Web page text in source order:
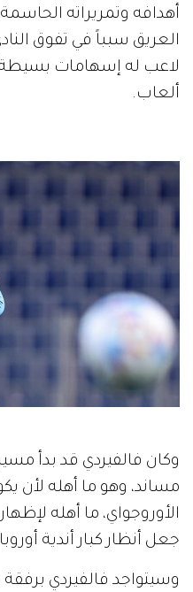
أهدافه وتمريراته
العريق سبباً في تفوق
لاعب له إسهامات
ألعاب.
وكان فالفيردي قد بدأ
مساند، وهو ما أهله لأن
الأوروجواي، ما أهله
جعل أنظار كبار أندية
وسيتواجد فالفيردي برفقة